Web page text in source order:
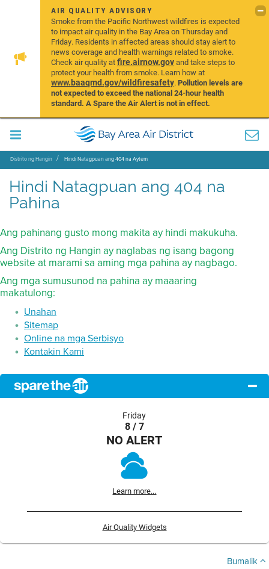
AIR QUALITY ADVISORY
Smoke from the Pacific Northwest wildfires is expected
to impact air quality in the Bay Area on Thursday and
Friday. Residents in affected areas should stay alert to
news coverage and health warnings related to smoke.
Check air quality atfire.airnow.govand take steps to
protect your health from smoke. Learn how at
www.baaqmd.gov/wildfiresafety.Pollution levels are
not expected to exceed the national 24-hour health
standard. A Spare the Air Alert is not in effect.
Distrito ng Hangin Hindi Natagpuan ang 404 na Aytem
Hindi Natagpuan ang 404 na
Pahina
Ang pahinang gusto mong makita ay hindi makukuha.
Ang Distrito ng Hangin ay naglabas ng isang bagong
website at marami sa aming mga pahina ay nagbago.
Ang mga sumusunod na pahina ay maaaring
makatulong:
Unahan
Sitemap
Online na mga Serbisyo
Kontakin Kami
Friday
8 / 7
NO ALERT
Learn more...
Air Quality Widgets
Bumalik